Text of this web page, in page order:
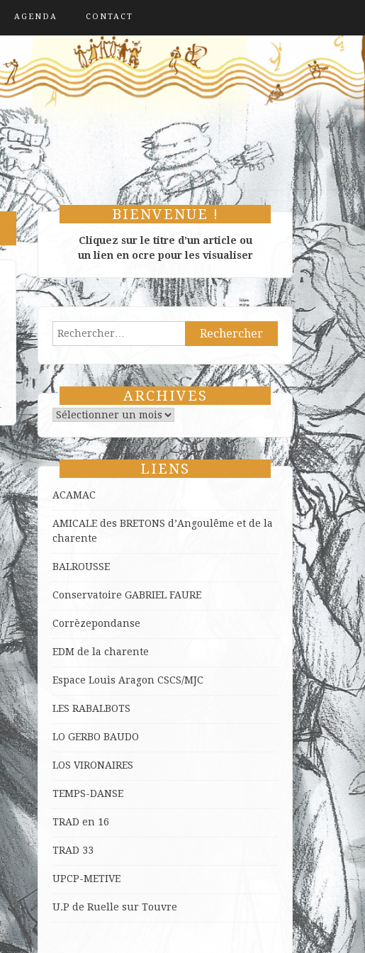
AGENDA CONTACT
BIENVENUE !
Cliquez sur le titre d’un article ou
un lien en ocre pour les visualiser
Rechercher :
ARCHIVES
Archives
LIENS
ACAMAC
AMICALE des BRETONS d’Angoulême et de la
charente
BALROUSSE
Conservatoire GABRIEL FAURE
Corrèzepondanse
EDM de la charente
Espace Louis Aragon CSCS/MJC
LES RABALBOTS
LO GERBO BAUDO
LOS VIRONAIRES
TEMPS-DANSE
TRAD en 16
TRAD 33
UPCP-METIVE
U.P de Ruelle sur Touvre